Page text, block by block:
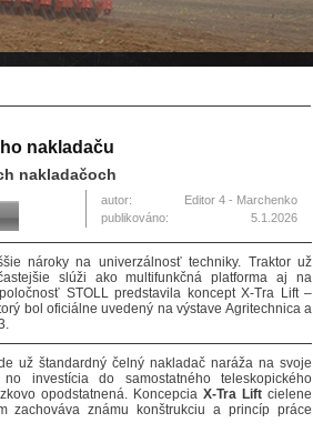
nakladaču
nakladačoch
autor:
Editor 4 - Marchenko
publikováno:
5.1.2026
nároky na univerzálnosť techniky. Traktor už
slúži ako multifunkčná platforma aj na
STOLL predstavila koncept X-Tra Lift –
bol oficiálne uvedený na výstave Agritechnica a
už štandardný čelný nakladač naráža na svoje
investícia do samostatného teleskopického
opodstatnená. Koncepcia X-Tra Liftcielene
zachováva známu konštrukciu a princíp práce